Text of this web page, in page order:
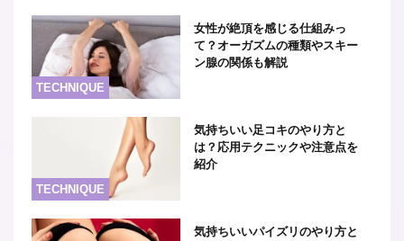
TECHNIQUE
女性が絶頂を感じる仕組みっ
て？オーガズムの種類やスキー
ン腺の関係も解説
TECHNIQUE
気持ちいい足コキのやり方と
は？応用テクニックや注意点を
紹介
気持ちいいパイズリのやり方と